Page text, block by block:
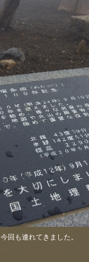
今回も連れてきました。